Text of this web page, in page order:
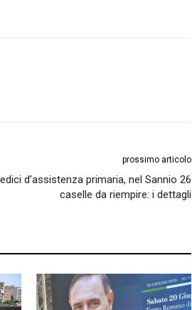
prossimo articolo
d’assistenza primaria, nel Sannio 26
caselle da riempire: i dettagli